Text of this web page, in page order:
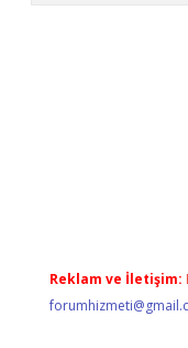
Reklam ve İletişim: